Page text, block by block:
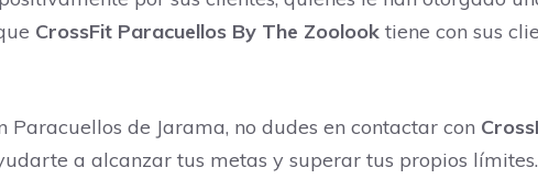
CrossFit Paracuellos By The Zoolook tiene con sus
Paracuellos de Jarama, no dudes en contactar con
a alcanzar tus metas y superar tus propios